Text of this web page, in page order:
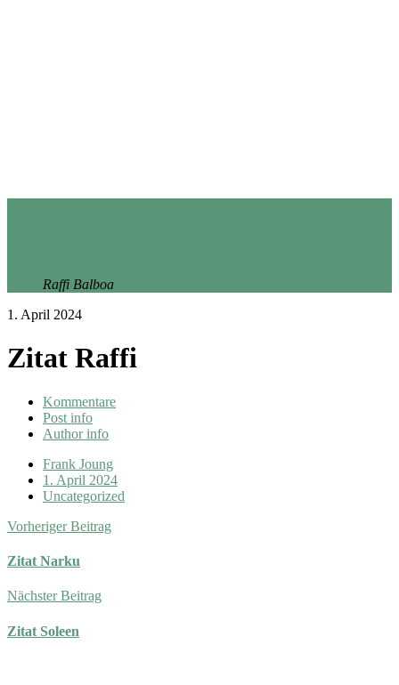
Raffi Balboa
1. April 2024
Zitat Raffi
Kommentare
Post info
Author info
Frank Joung
1. April 2024
Uncategorized
Vorheriger Beitrag
Zitat Narku
Nächster Beitrag
Zitat Soleen